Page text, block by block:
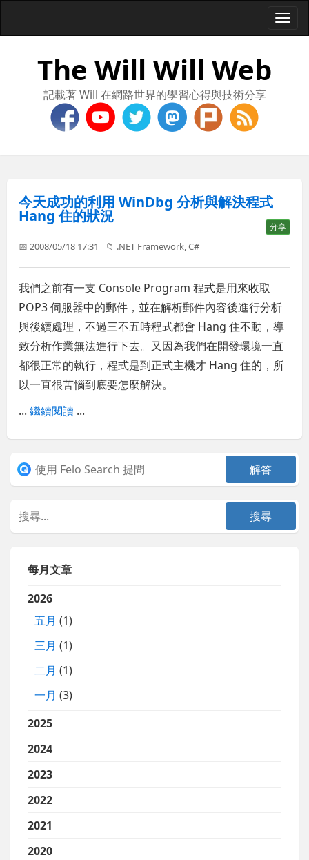
The Will Will Web
記載著 Will 在網路世界的學習心得與技術分享
今天成功的利用 WinDbg 分析與解決程式
Hang 住的狀況
分享
📅 2008/05/18 17:31 📁 .NET Framework ,C#
我們之前有一支 Console Program 程式是用來收取
POP3 伺服器中的郵件，並在解析郵件內容後進行分析
與後續處理，不過三不五時程式都會 Hang 住不動，導
致分析作業無法進行下去。又因為我們在開發環境一直
都很正常的執行，程式是到正式主機才 Hang 住的，所
以一直很苦惱到底要怎麼解決。
...繼續閱讀 ...
每月文章
2026
五月 (1)
三月 (1)
二月 (1)
一月 (3)
2025
2024
2023
2022
2021
2020